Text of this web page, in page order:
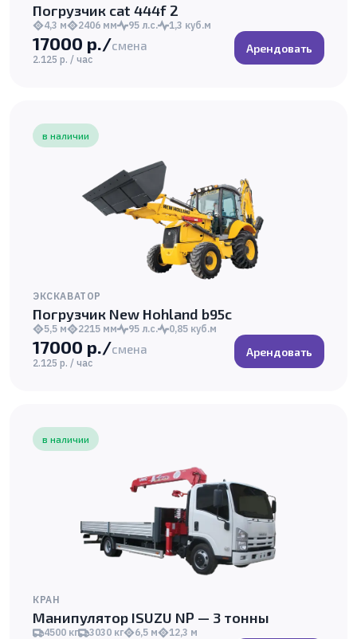
Погрузчик cat 444f 2
4,3 м 2406 мм 95 л.с. 1,3 куб.м
17000 р./смена
2.125 р. / час
Арендовать
в наличии
ЭКСКАВАТОР
Погрузчик New Hohland b95c
5,5 м 2215 мм 95 л.с. 0,85 куб.м
17000 р./смена
2.125 р. / час
Арендовать
в наличии
КРАН
Манипулятор ISUZU NP — 3 тонны
4500 кг 3030 кг 6,5 м 12,3 м